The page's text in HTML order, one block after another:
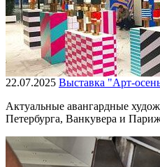
22.07.2025 Выставка "Арт-
Актуальные авангардные
Петербурга, Ванкувера и